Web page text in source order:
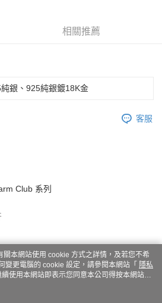
相關推薦
銀、925純銀鍍18K金
客服
Club 系列
本網站使用 cookie 方式之詳情，及若您不希
變更電腦的 cookie 設定，請參閱本網站「 隱私
使用本網站即表示您同意本公司得按本網站使
。